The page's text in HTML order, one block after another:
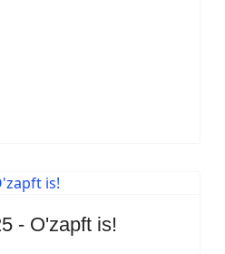
- O'zapft is!